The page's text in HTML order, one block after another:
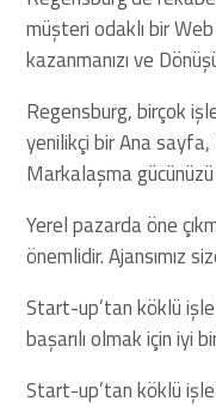
müşteri odaklı bir
kazanmanızı ve
Regensburg, birçok
yenilikçi bir Ana
Markalaşma gücünüzü
Yerel pazarda öne
önemlidir. Ajansımız
Start-up’tan köklü
başarılı olmak için iyi
Start-up’tan köklü